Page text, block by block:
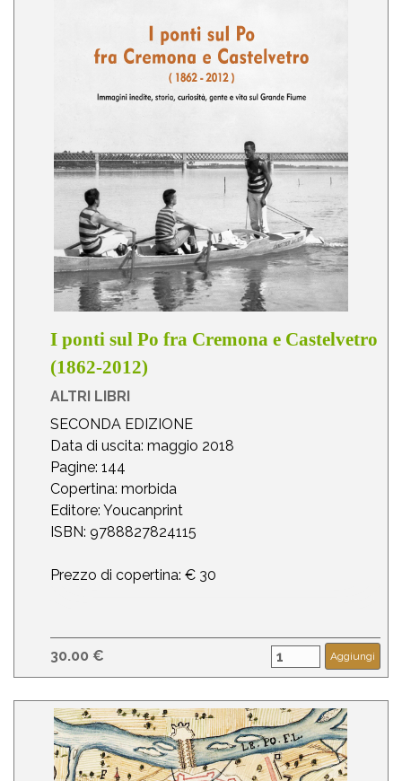
I ponti sul Po fra Cremona e Castelvetro
(1862-2012)
ALTRI LIBRI
SECONDA EDIZIONE
Data di uscita: maggio 2018
Pagine: 144
Copertina: morbida
Editore: Youcanprint
ISBN: 9788827824115
Prezzo di copertina: € 30
30.00 € Aggiungi